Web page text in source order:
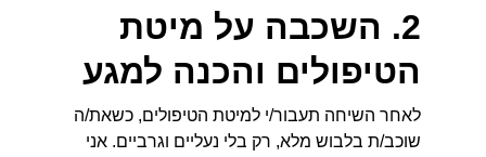
2. השכבה על מיטת
הטיפולים והכנה למגע
לאחר השיחה תעבור/י למיטת הטיפולים, כשאת/ה
שוכב/ת בלבוש מלא, רק בלי נעליים וגרביים. אני